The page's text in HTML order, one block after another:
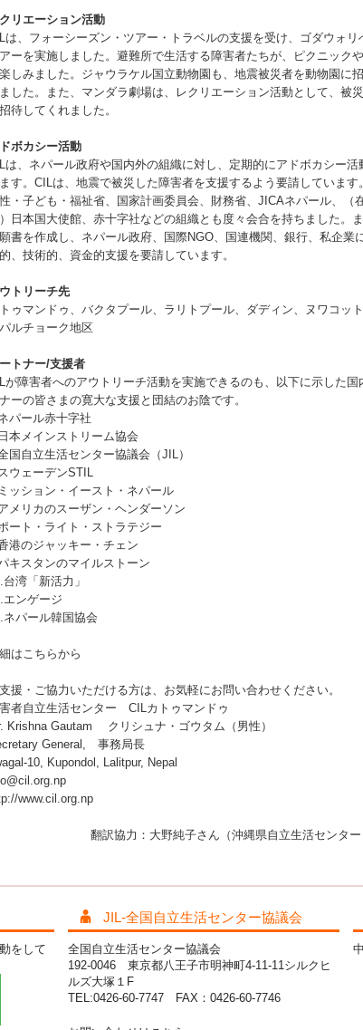
リエーション活動
は、フォーシーズン・ツアー・トラベルの支援を受け、ゴダウォリ
ーを実施しました。避難所で生活する障害者たちが、ピクニック
しみました。ジャウラケル国立動物園も、地震被災者を動物園に招
した。また、マンダラ劇場は、レクリエーション活動として、被
待してくれました。
ボカシー活動
は、ネパール政府や国内外の組織に対し、定期的にアドボカシー活
す。CILは、地震で被災した障害者を支援するよう要請しています
・子ども・福祉省、国家計画委員会、財務省、JICAネパール、（
日本国大使館、赤十字社などの組織とも度々会合を持ちました。
書を作成し、ネパール政府、国際NGO、国連機関、銀行、私企業
、技術的、資金的支援を要請しています。
トリーチ先
ゥマンドゥ、バクタプール、ラリトプール、ダディン、ヌワコッ
ルチョーク地区
トナー/支援者
が障害者へのアウトリーチ活動を実施できるのも、以下に示した国
ナーの皆さまの寛大な支援と団結のお陰です。
パール赤十字社
本メインストリーム協会
国自立生活センター協議会（JIL）
ウェーデンSTIL
ッション・イースト・ネパール
メリカのスーザン・ヘンダーソン
ート・ライト・ストラテジー
港のジャッキー・チェン
キスタンのマイルストーン
台湾「新活力」
エンゲージ
ネパール韓国協会
はこちらから
援・ご協力いただける方は、お気軽にお問い合わせください。
者自立生活センター CILカトゥマンドゥ
Krishna Gautam クリシュナ・ゴウタム（男性）
General, 事務局長
10, Kupondol, Lalitpur, Nepal
www.cil.org.np
翻訳協力：大野純子さん（沖縄県自立生活センター
をして
JIL-全国自立生活センター協議会
全国自立生活センター協議会
192-0046 東京都八王子市明神町4-11-11シルクヒ
ルズ大塚１F
TEL:0426-60-7747 FAX：0426-60-7746